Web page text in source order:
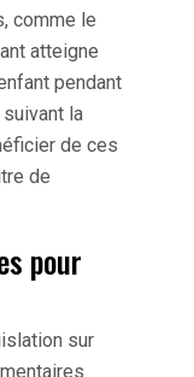
comme le
atteigne
pendant
la
de ces
de
pour
sur